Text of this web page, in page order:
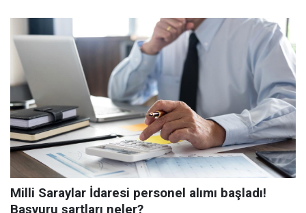
Milli Saraylar İdaresi personel alımı başladı!
Başvuru şartları neler?